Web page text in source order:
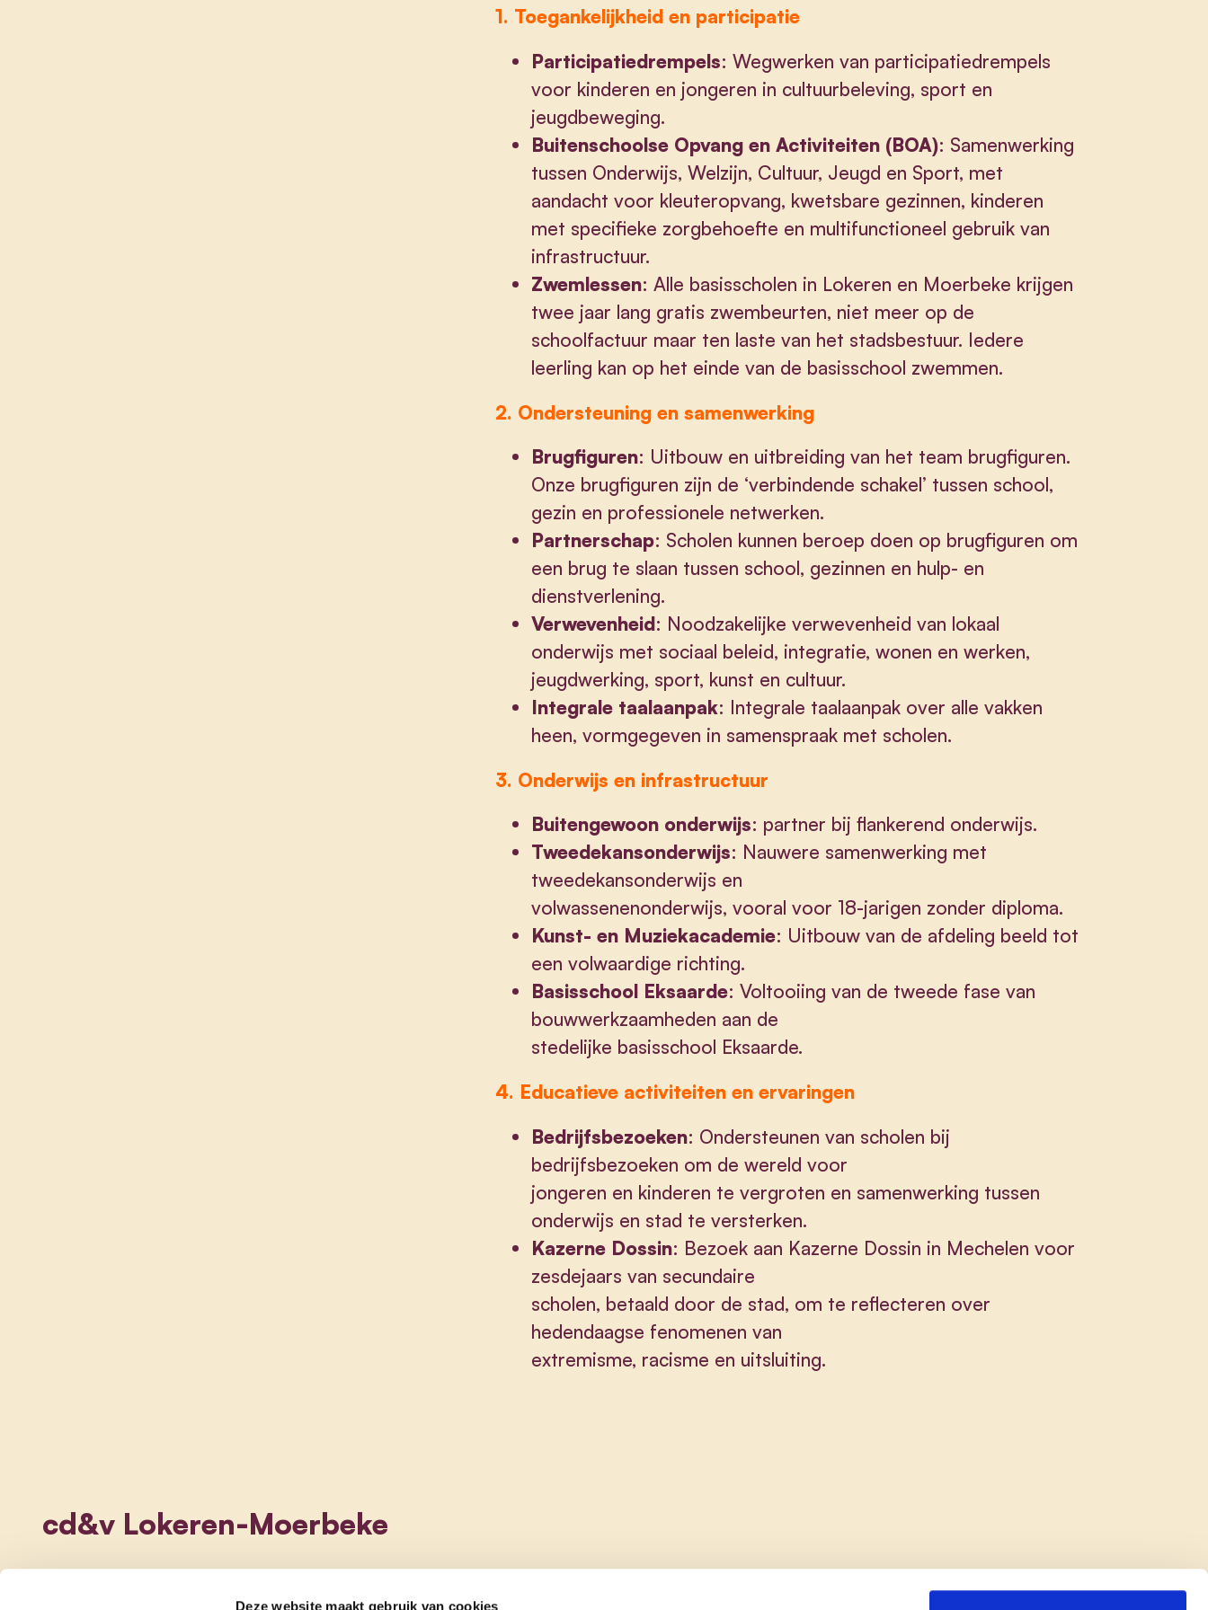
Deze website maakt gebruik van cookies
1. Toegankelijkheid en participatie
Participatiedrempels: Wegwerken van participatiedrempels
voor kinderen en jongeren in cultuurbeleving, sport en
jeugdbeweging.
Buitenschoolse Opvang en Activiteiten (BOA): Samenwerking
tussen Onderwijs, Welzijn, Cultuur, Jeugd en Sport, met
aandacht voor kleuteropvang, kwetsbare gezinnen, kinderen
met specifieke zorgbehoefte en multifunctioneel gebruik van
infrastructuur.
Zwemlessen: Alle basisscholen in Lokeren en Moerbeke krijgen
twee jaar lang gratis zwembeurten, niet meer op de
schoolfactuur maar ten laste van het stadsbestuur. Iedere
leerling kan op het einde van de basisschool zwemmen.
2. Ondersteuning en samenwerking
Brugfiguren: Uitbouw en uitbreiding van het team brugfiguren.
Onze brugfiguren zijn de ‘verbindende schakel’ tussen school,
gezin en professionele netwerken.
Partnerschap: Scholen kunnen beroep doen op brugfiguren om
een brug te slaan tussen school, gezinnen en hulp- en
dienstverlening.
Verwevenheid: Noodzakelijke verwevenheid van lokaal
onderwijs met sociaal beleid, integratie, wonen en werken,
jeugdwerking, sport, kunst en cultuur.
Integrale taalaanpak: Integrale taalaanpak over alle vakken
heen, vormgegeven in samenspraak met scholen.
3. Onderwijs en infrastructuur
Buitengewoon onderwijs: partner bij flankerend onderwijs.
Tweedekansonderwijs: Nauwere samenwerking met
tweedekansonderwijs en
volwassenenonderwijs, vooral voor 18-jarigen zonder diploma.
Kunst- en Muziekacademie: Uitbouw van de afdeling beeld tot
een volwaardige richting.
Basisschool Eksaarde: Voltooiing van de tweede fase van
bouwwerkzaamheden aan de
stedelijke basisschool Eksaarde.
4. Educatieve activiteiten en ervaringen
Bedrijfsbezoeken: Ondersteunen van scholen bij
bedrijfsbezoeken om de wereld voor
jongeren en kinderen te vergroten en samenwerking tussen
onderwijs en stad te versterken.
Kazerne Dossin: Bezoek aan Kazerne Dossin in Mechelen voor
zesdejaars van secundaire
scholen, betaald door de stad, om te reflecteren over
hedendaagse fenomenen van
extremisme, racisme en uitsluiting.
cd&v Lokeren-Moerbeke